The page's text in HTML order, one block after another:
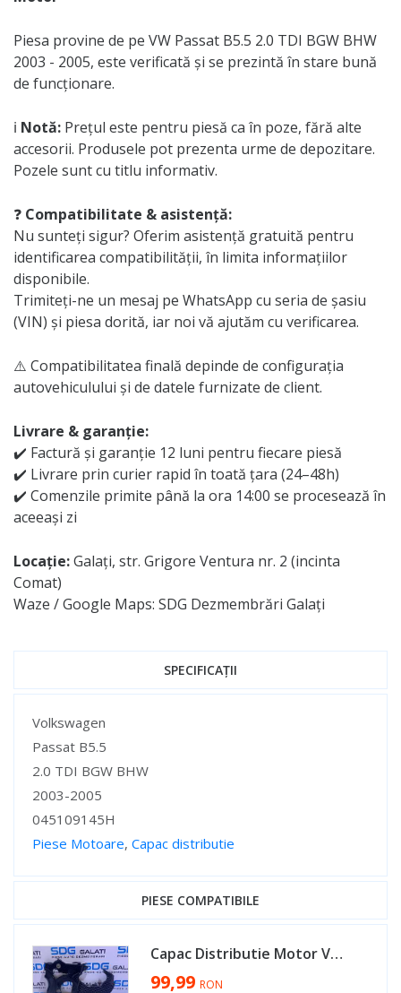
Piesa provine de pe VW Passat B5.5 2.0 TDI BGW BHW
2003 - 2005, este verificată și se prezintă în stare bună
de funcționare.
ℹ️ Notă: Prețul este pentru piesă ca în poze, fără alte
accesorii. Produsele pot prezenta urme de depozitare.
Pozele sunt cu titlu informativ.
❓ Compatibilitate & asistență:
Nu sunteți sigur? Oferim asistență gratuită pentru
identificarea compatibilității, în limita informațiilor
disponibile.
Trimiteți-ne un mesaj pe WhatsApp cu seria de șasiu
(VIN) și piesa dorită, iar noi vă ajutăm cu verificarea.
⚠️ Compatibilitatea finală depinde de configurația
autovehiculului și de datele furnizate de client.
Livrare & garanție:
✔️ Factură și garanție 12 luni pentru fiecare piesă
✔️ Livrare prin curier rapid în toată țara (24–48h)
✔️ Comenzile primite până la ora 14:00 se procesează în
aceeași zi
Locație:Galați, str. Grigore Ventura nr. 2 (incinta
Comat)
Waze / Google Maps: SDG Dezmembrări Galați
SPECIFICAȚII
Specificații
Volkswagen
Passat B5.5
2.0 TDI BGW BHW
2003-2005
045109145H
Piese Motoare, Capac distributie
PIESE COMPATIBILE
Capac Distributie Motor VW Sharan 2.0 TDI BVH BRT 2003 - 2010 Cod 045109145H [V0085]
99,99 RON